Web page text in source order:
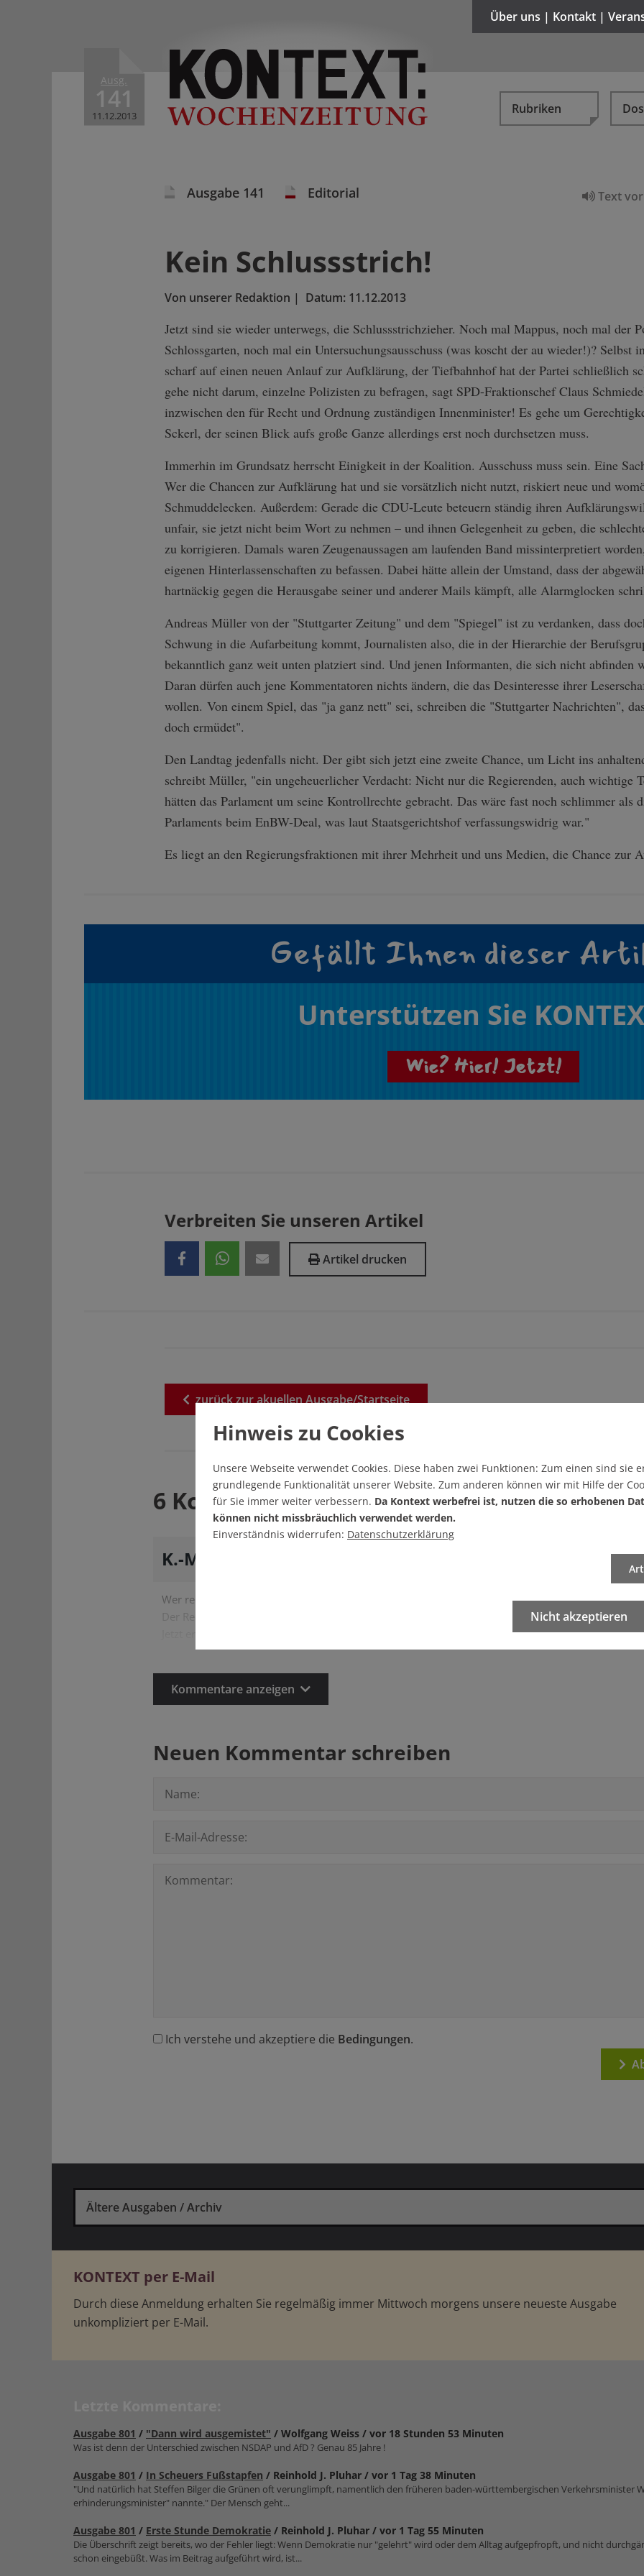
Ausg.
141
11.12.2013
Über uns | Kontakt |
Rubriken
Text
Ausgabe 141 Editorial
Kein Schlussstrich!
Von unserer Redaktion | Datum: 11.12.2013
Jetzt sind sie wieder unterwegs, die Schlussstrichzieher. Noch mal Mappus, noch mal der
Schlossgarten, noch mal ein Untersuchungsausschuss (was koscht der au wieder!)? Selbst
scharf auf einen neuen Anlauf zur Aufklärung, der Tiefbahnhof hat der Partei schließlich
gehe nicht darum, einzelne Polizisten zu befragen, sagt SPD-Fraktionschef Claus
inzwischen den für Recht und Ordnung zuständigen Innenminister! Es gehe um
Sckerl, der seinen Blick aufs große Ganze allerdings erst noch durchsetzen muss.
Immerhin im Grundsatz herrscht Einigkeit in der Koalition. Ausschuss muss sein. Eine
Wer die Chancen zur Aufklärung hat und sie vorsätzlich nicht nutzt, riskiert neue und
Schmuddelecken. Außerdem: Gerade die CDU-Leute beteuern ständig ihren
unfair, sie jetzt nicht beim Wort zu nehmen – und ihnen Gelegenheit zu geben, die
zu korrigieren. Damals waren Zeugenaussagen am laufenden Band missinterpretiert
eigenen Hinterlassenschaften zu befassen. Dabei hätte allein der Umstand, dass der
hartnäckig gegen die Herausgabe seiner und anderer Mails kämpft, alle Alarmglocken
Andreas Müller von der "Stuttgarter Zeitung" und dem "Spiegel" ist zu verdanken, dass
Schwung in die Aufarbeitung kommt, Journalisten also, die in der Hierarchie der
bekanntlich ganz weit unten platziert sind. Und jenen Informanten, die sich nicht abfinden
Daran dürfen auch jene Kommentatoren nichts ändern, die das Desinteresse ihrer
wollen. Von einem Spiel, das "ja ganz nett" sei, schreiben die "Stuttgarter Nachrichten",
doch ermüdet".
Den Landtag jedenfalls nicht. Der gibt sich jetzt eine zweite Chance, um Licht ins
schreibt Müller, "ein ungeheuerlicher Verdacht: Nicht nur die Regierenden, auch wichtige
hätten das Parlament um seine Kontrollrechte gebracht. Das wäre fast noch schlimmer als
Parlaments beim EnBW-Deal, was laut Staatsgerichtshof verfassungswidrig war."
Es liegt an den Regierungsfraktionen mit ihrer Mehrheit und uns Medien, die Chance zur
Gefällt Ihnen dieser
Unterstützen Sie
Wie? Hier! Jetzt!
Verbreiten Sie unseren Artikel
Artikel drucken
zurückzurakuellenAusgabe/Startseite
6 Kommentare verfügbar
K.-Michael Menzel
Wer redet von "Schlussstrich"? Die Redaktion, die Aufklärung zu NSU und BaWue behindert?
Der Redaktion wäre das schmale Essay von Hannah Arendt anzuempfehlen "Wahrheit und Lüge
Jetzt erneut einen parlamentarischen Untersuchungsausschuss einzusetzen, wo der IM R.Gall
Kommentare anzeigen
Neuen Kommentar schreiben
Ich verstehe und akzeptiere die Bedingungen.
Ältere Ausgaben / Archiv
KONTEXT per E-Mail
Durch diese Anmeldung erhalten Sie regelmäßig immer Mittwoch morgens unsere neueste Ausgabe
unkompliziert per E-Mail.
Ausgabe 801 / "Dann wird ausgemistet" / Wolfgang Weiss / vor 18 Stunden 53 Minuten
Was ist denn der Unterschied zwischen NSDAP und AfD ? Genau 85 Jahre !
Ausgabe 801 / In Scheuers Fußstapfen / Reinhold J. Pluhar / vor 1 Tag 38 Minuten
"Und natürlich hat Steffen Bilger die Grünen oft verunglimpft, namentlich den früheren baden-württembergischen
erhinderungsmin­ister" nannte." Der Mensch geht...
Ausgabe 801 / Erste Stunde Demokratie / Reinhold J. Pluhar / vor 1 Tag 55 Minuten
Die Überschrift zeigt bereits, wo der Fehler liegt: Wenn Demokratie nur "gelehrt" wird oder dem Alltag aufgepfropft, und nicht
schon eingebüßt. Was im Beitrag aufgeführt wird, ist...
Hinweis zu Cookies
Unsere Webseite verwendet Cookies. Diese haben zwei Funktionen: Zum einen sind sie
grundlegende Funktionalität unserer Website. Zum anderen können wir mit Hilfe der
für Sie immer weiter verbessern. Da Kontext werbefrei ist, nutzen die so erhobenen
können nicht missbräuchlich verwendet werden.
Einverständnis widerrufen: Datenschutzerklärung
Nicht akzeptieren